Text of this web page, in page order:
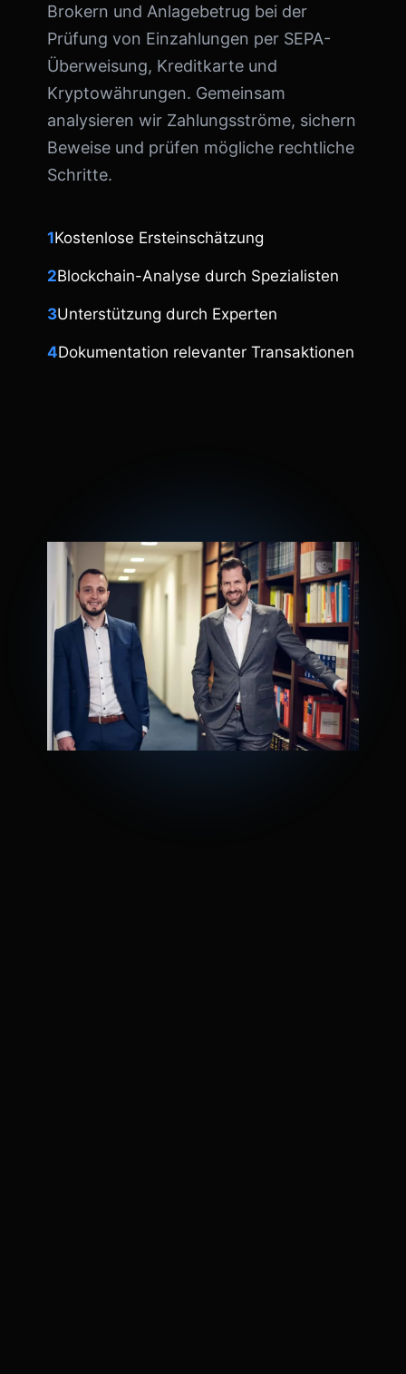
Brokern und Anlagebetrug bei der
Prüfung von Einzahlungen per SEPA-
Überweisung, Kreditkarte und
Kryptowährungen. Gemeinsam
analysieren wir Zahlungsströme, sichern
Beweise und prüfen mögliche rechtliche
Schritte.
1Kostenlose Ersteinschätzung
2Blockchain-Analyse durch Spezialisten
3Unterstützung durch Experten
4Dokumentation relevanter Transaktionen